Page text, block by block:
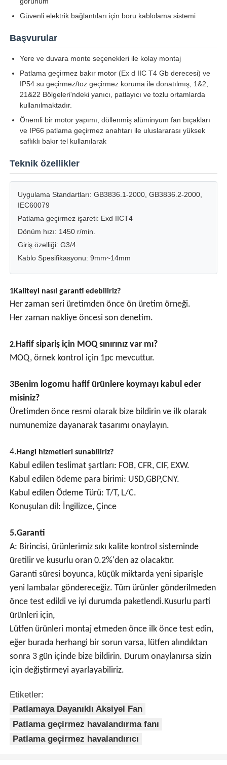
Kalite kontrol
Bize ulaşın
Teklif isteği
Patlama Korumalı Aydınlatma
Patlamaya Dayanıklı Alarm Işığı
patlamaya dayanıklı fan
Patlamaya Dayanıklı Kutu
patlamaya dayanıklı anahtar
Patlama geçirmez kablo bezleri
patlamaya dayanıklı fiş ve priz
Güvenli elektrik bağlantıları için boru kablolama sistemi
Başvurular
Yere ve duvara monte seçenekleri ile kolay montaj
Patlama geçirmez bakır motor (Ex d IIC T4 Gb derecesi) ve
IP54 su geçirmez/toz geçirmez koruma ile donatılmış, 1&2,
21&22 Bölgeleri'ndeki yanıcı, patlayıcı ve tozlu ortamlarda
kullanılmaktadır.
Önemli bir motor yapımı, döllenmiş alüminyum fan bıçakları
ve IP66 patlama geçirmez anahtarı ile uluslararası yüksek
saflıklı bakır tel kullanılarak
Teknik özellikler
Uygulama Standartları: GB3836.1-2000, GB3836.2-2000,
IEC60079
Patlama geçirmez işareti: Exd IICT4
Dönüm hızı: 1450 r/min.
Giriş özelliği: G3/4
Kablo Spesifikasyonu: 9mm~14mm
1Kaliteyi nasıl garanti edebiliriz?
Her zaman seri üretimden önce ön üretim örneği.
Her zaman nakliye öncesi son denetim.
2.Hafif sipariş için MOQ sınırınız var mı?
MOQ, örnek kontrol için 1pc mevcuttur.
3Benim logomu hafif ürünlere koymayı kabul eder
misiniz?
Üretimden önce resmi olarak bize bildirin ve ilk olarak
numunemize dayanarak tasarımı onaylayın.
4.Hangi hizmetleri sunabiliriz?
Kabul edilen teslimat şartları: FOB, CFR, CIF, EXW.
Kabul edilen ödeme para birimi: USD,GBP,CNY.
Kabul edilen Ödeme Türü: T/T, L/C.
Konuşulan dil: İngilizce, Çince
5.Garanti
A: Birincisi, ürünlerimiz sıkı kalite kontrol sisteminde
üretilir ve kusurlu oran 0.2%'den az olacaktır.
Garanti süresi boyunca, küçük miktarda yeni siparişle
yeni lambalar göndereceğiz. Tüm ürünler gönderilmeden
önce test edildi ve iyi durumda paketlendi.Kusurlu parti
ürünleri için,
Lütfen ürünleri montaj etmeden önce ilk önce test edin,
eğer burada herhangi bir sorun varsa, lütfen alındıktan
sonra 3 gün içinde bize bildirin. Durum onaylanırsa sizin
için değiştirmeyi ayarlayabiliriz.
Etiketler:
Patlamaya Dayanıklı Aksiyel Fan
Patlama geçirmez havalandırma fanı
Patlama geçirmez havalandırıcı